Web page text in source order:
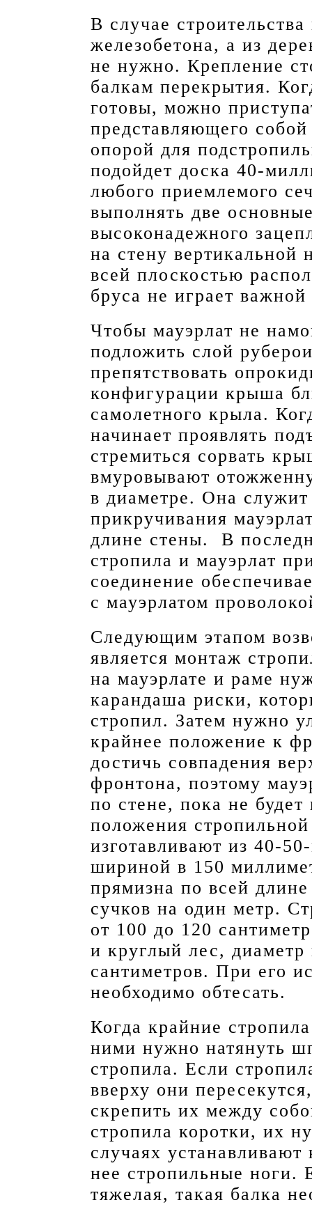
В случае
железобетона, а из
не нужно. Крепление
балкам перекрытия.
готовы, можно
представляющего
опорой для
подойдет доска 40-
любого приемлемого
выполнять две
высоконадежного
на стену вертикальной
всей плоскостью
бруса не играет
Чтобы мауэрлат не
подложить слой
препятствовать
конфигурации крыша
самолетного крыла.
начинает проявлять
стремиться сорвать
вмуровывают
в диаметре. Она
прикручивания
длине стены. В
стропила и мауэрлат
соединение
с мауэрлатом
Следующим этапом
является монтаж
на мауэрлате и раме
карандаша риски,
стропил. Затем нужно
крайнее положение к
достичь совпадения
фронтона, поэтому
по стене, пока не
положения
изготавливают из 40-
шириной в 150
прямизна по всей
сучков на один метр.
от 100 до 120
и круглый лес, диаметр
сантиметров. При его
необходимо обтесать.
Когда крайние
ними нужно натянуть
стропила. Если
вверху они
скрепить их между
стропила коротки, их
случаях
нее стропильные
тяжелая, такая балка